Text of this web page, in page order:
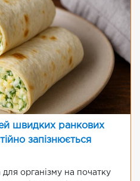
швидких ранкових
запізнюється
для організму на початку